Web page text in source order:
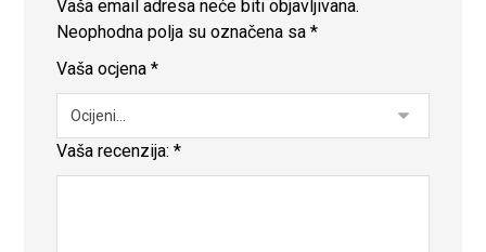
Vaša email adresa neće biti objavljivana.
Neophodna polja su označena sa*
Vaša ocjena*
Vaša recenzija:*